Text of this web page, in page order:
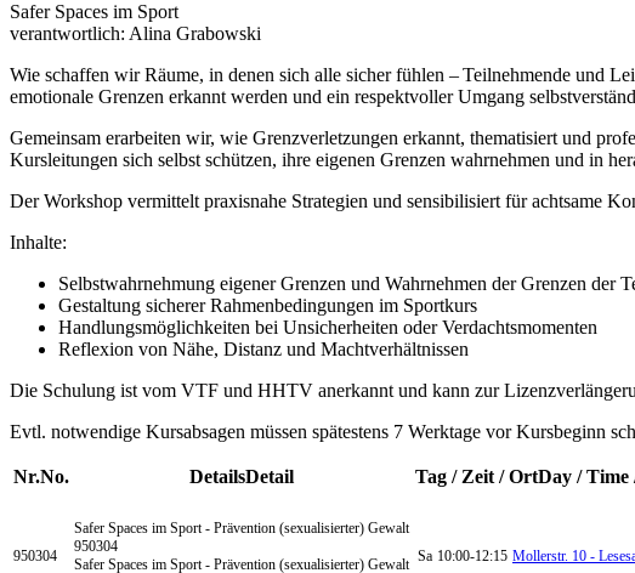
Safer Spaces im Sport
verantwortlich: Alina Grabowski
Wie schaffen wir Räume, in denen sich alle sicher fühlen – Teilnehmende und
emotionale Grenzen erkannt werden und ein respektvoller Umgang
Gemeinsam erarbeiten wir, wie Grenzverletzungen erkannt, thematisiert und
Kursleitungen sich selbst schützen, ihre eigenen Grenzen wahrnehmen und in
Der Workshop vermittelt praxisnahe Strategien und sensibilisiert für achtsame
Inhalte:
Selbstwahrnehmung eigener Grenzen und Wahrnehmen der Grenzen der
Gestaltung sicherer Rahmenbedingungen im Sportkurs
Handlungsmöglichkeiten bei Unsicherheiten oder Verdachtsmomenten
Reflexion von Nähe, Distanz und Machtverhältnissen
Die Schulung ist vom VTF und HHTV anerkannt und kann zur
Evtl. notwendige Kursabsagen müssen spätestens 7 Werktage vor Kursbeginn
Nr.No. DetailsDetail Tag / Zeit / OrtDay / Time
950304
Safer Spaces im Sport- Prävention (sexualisierter) Gewalt
950304
Safer Spaces im Sport - Prävention (sexualisierter) Gewalt Sa 10:00-12:15 Mollerstr. 10 -